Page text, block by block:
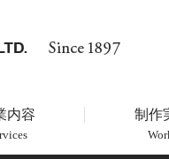
内容 制作